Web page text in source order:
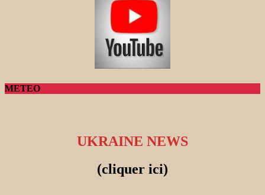
METEO
UKRAINE NEWS
(cliquer ici)